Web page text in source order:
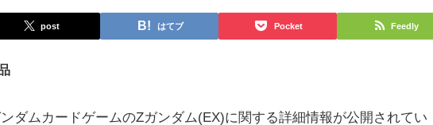
post はてブ Pocket Feedly
ダムカードゲームのZガンダム(EX)に関する詳細情報が公開されてい